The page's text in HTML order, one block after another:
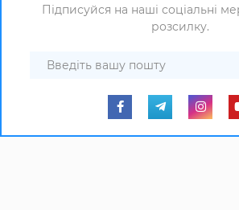
Підписуйся на наші соціальні
розсилку.